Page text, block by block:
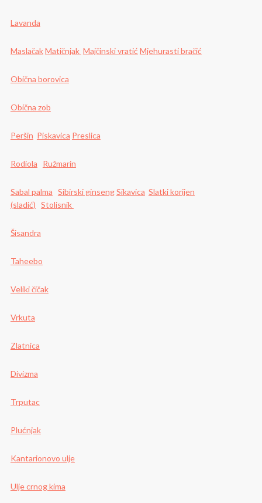
Lavanda
MaslačakMatičnjak Majčinski vratić Mjehurasti bračić
Obična borovica
Obična zob
Peršin Piskavica Preslica
Rodiola Ružmarin
Sabal palma Sibirski ginsengSikavica Slatki korijen
(sladić) Stolisnik
Šisandra
Taheebo
Veliki čičak
Vrkuta
Zlatnica
Divizma
Trputac
Plućnjak
Kantarionovo ulje
Ulje crnog kima